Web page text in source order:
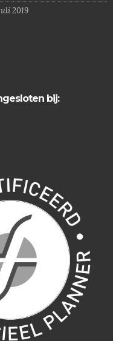
2019
bij: